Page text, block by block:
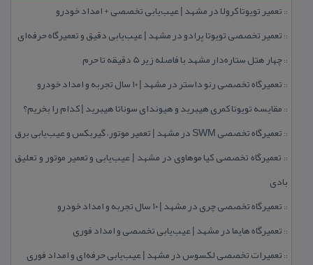
:: تعمیر تویوتا كرولا در مشهد | عیب‌یابی تخصصی + امداد خودرو
:: تعمیر تخصصی تویوتا پرادو در مشهد | عیب‌یابی دقیق و تعمیرگاه حرفه‌ای
::چهار هتل‌ ستاره‌دار مشهد با فاصله زیر 5 دقیقه تا حرم
:: تعمیرگاه تخصصی رنو داستر در مشهد | ۱۰ سال تجربه و امداد خودرو
:: مقایسه تویوتا كمری هیبرید و هیوندای سوناتا هیبرید | كدام را بخریم؟
:: تعمیرگاه تخصصی SWM در مشهد | تعمیر موتور، گیربكس و عیب‌یابی برق
:: تعمیرگاه تخصصی كیا موهاوی در مشهد | عیب‌یابی و تعمیر موتور و تعلیق
بادی
:: تعمیرگاه تخصصی چری در مشهد | ۱۰ سال تجربه و امداد خودرو
:: تعمیرگاه هایما در مشهد | عیب‌یابی تخصصی و امداد فوری
:: تعمیرات تخصصی لكسوس در مشهد | عیب‌یابی حرفه‌ای و امداد فوری